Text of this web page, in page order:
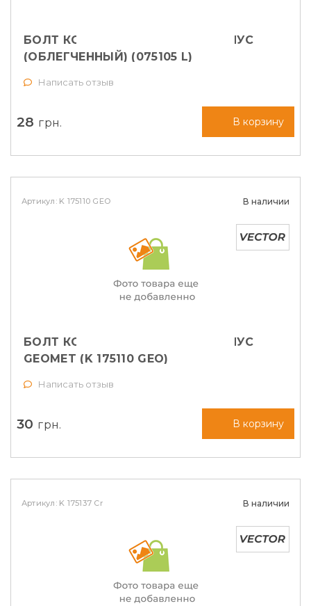
БОЛТ КОЛЕСНЫЙ M12X1,5X27 КОНУС
(ОБЛЕГЧЕННЫЙ) (075105 L)
Написать отзыв
28 грн. В корзину
Артикул: K 175110 GEO В наличии
БОЛТ КОЛЕСНЫЙ M12X1,5X28 КОНУС
GEOMET (K 175110 GEO)
Написать отзыв
30 грн. В корзину
Артикул: K 175137 Cr В наличии